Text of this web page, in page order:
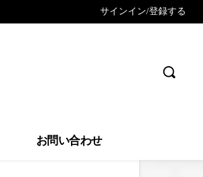
サインイン/登録する
お問い合わせ